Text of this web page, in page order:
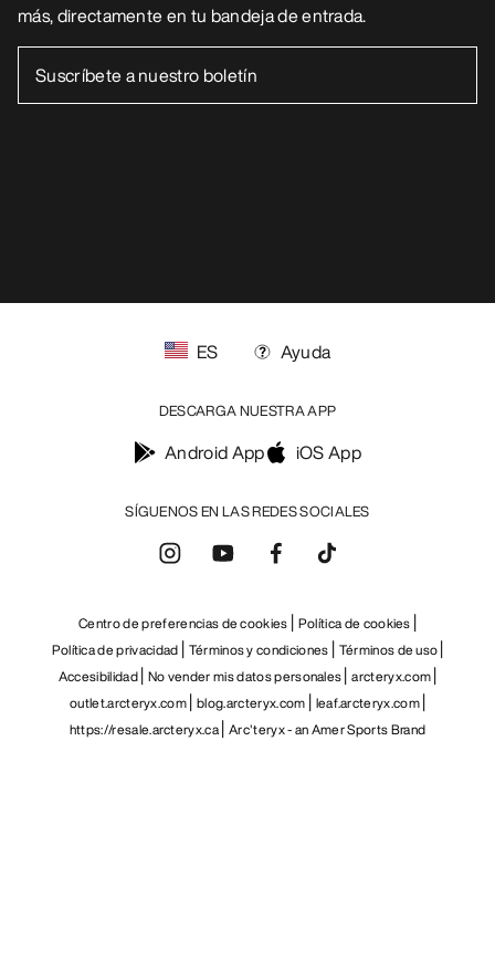
más, directamente en tu bandeja de entrada.
SÍGUENOS EN LAS REDES SOCIALES
ES Ayuda
DESCARGA NUESTRA APP
Android App iOS App
Centro de preferencias de cookies Política de cookies
Política de privacidad Términos y condiciones Términos de uso
Accesibilidad No vender mis datos personales arcteryx.com
outlet.arcteryx.com blog.arcteryx.com leaf.arcteryx.com
https://resale.arcteryx.ca Arc'teryx - an Amer Sports Brand